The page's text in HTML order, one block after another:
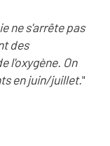
ne s'arrête pas
des
l'oxygène. On
en juin/juillet."